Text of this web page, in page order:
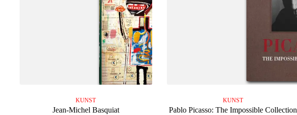
KUNST
Jean-Michel Basquiat
KUNST
Pablo Picasso: The Impossible Collection